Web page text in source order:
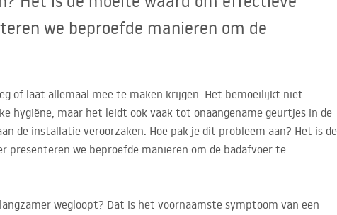
we beproefde manieren om de
of laat allemaal mee te maken krijgen. Het bemoeilijkt niet
hygiëne, maar het leidt ook vaak tot onaangename geurtjes in de
de installatie veroorzaken. Hoe pak je dit probleem aan? Het is de
we beproefde manieren om de badafvoer te
wegloopt? Dat is het voornaamste symptoom van een